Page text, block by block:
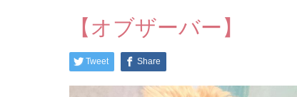
【オブザーバー】
Tweet Share